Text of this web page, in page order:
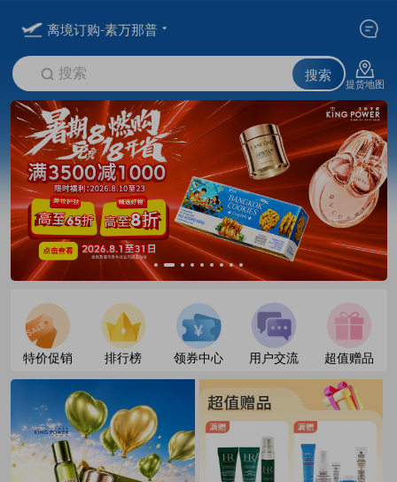
离境订购-素万那普
搜索 搜索
提货地图
特价促销 排行榜 领券中心 用户交流 超值赠品